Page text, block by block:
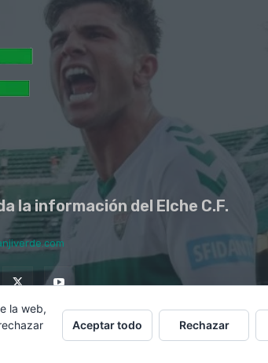
la información del Elche C.F.
la web,
Aceptar todo Rechazar